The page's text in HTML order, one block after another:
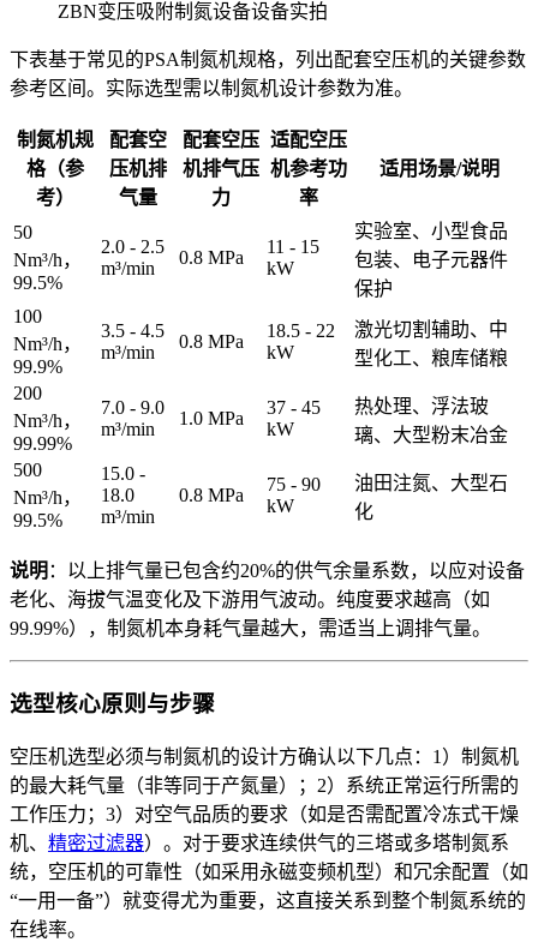
ZBN变压吸附制氮设备设备实拍
下表基于常见的PSA制氮机规格，列出配套空压机的关键参数
参考区间。实际选型需以制氮机设计参数为准。
制氮机规
格（参
考）
配套空
压机排
气量
配套空压
机排气压
力
适配空压
机参考功
率
适用场景/说明
50
Nm³/h，
99.5%
2.0 - 2.5
m³/min
0.8 MPa
11 - 15
kW
实验室、小型食品
包装、电子元器件
保护
100
Nm³/h，
99.9%
3.5 - 4.5
m³/min
0.8 MPa
18.5 - 22
kW
激光切割辅助、中
型化工、粮库储粮
200
Nm³/h，
99.99%
7.0 - 9.0
m³/min
1.0 MPa
37 - 45
kW
热处理、浮法玻
璃、大型粉末冶金
500
Nm³/h，
99.5%
15.0 -
18.0
m³/min
0.8 MPa
75 - 90
kW
油田注氮、大型石
化
说明 ：以上排气量已包含约20%的供气余量系数，以应对设备
老化、海拔气温变化及下游用气波动。纯度要求越高（如
99.99%），制氮机本身耗气量越大，需适当上调排气量。
选型核心原则与步骤
空压机选型必须与制氮机的设计方确认以下几点：1）制氮机
的最大耗气量（非等同于产氮量）；2）系统正常运行所需的
工作压力；3）对空气品质的要求（如是否需配置冷冻式干燥
机、 精密过滤器）。对于要求连续供气的三塔或多塔制氮系
统，空压机的可靠性（如采用永磁变频机型）和冗余配置（如
“一用一备”）就变得尤为重要，这直接关系到整个制氮系统的
在线率。